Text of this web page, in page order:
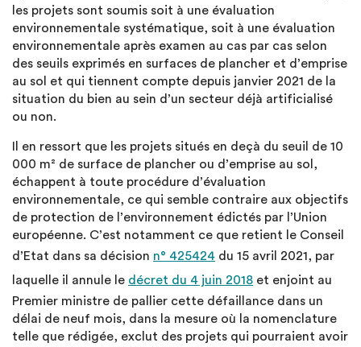
les projets sont soumis soit à une évaluation
environnementale systématique, soit à une évaluation
environnementale après examen au cas par cas selon
des seuils exprimés en surfaces de plancher et d’emprise
au sol et qui tiennent compte depuis janvier 2021 de la
situation du bien au sein d’un secteur déjà artificialisé
ou non.
Il en ressort que les projets situés en deçà du seuil de 10
000 m² de surface de plancher ou d’emprise au sol,
échappent à toute procédure d’évaluation
environnementale, ce qui semble contraire aux objectifs
de protection de l’environnement édictés par l’Union
européenne. C’est notamment ce que retient le Conseil
d’Etat dans sa décision n° 425424 du 15 avril 2021, par
laquelle il annule le décret du 4 juin 2018 et enjoint au
Premier ministre de pallier cette défaillance dans un
délai de neuf mois, dans la mesure où la nomenclature
telle que rédigée, exclut des projets qui pourraient avoir